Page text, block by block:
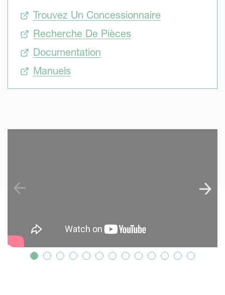
Trouvez Un Concessionnaire
Recherche De Pièces
Documentation
Manuels